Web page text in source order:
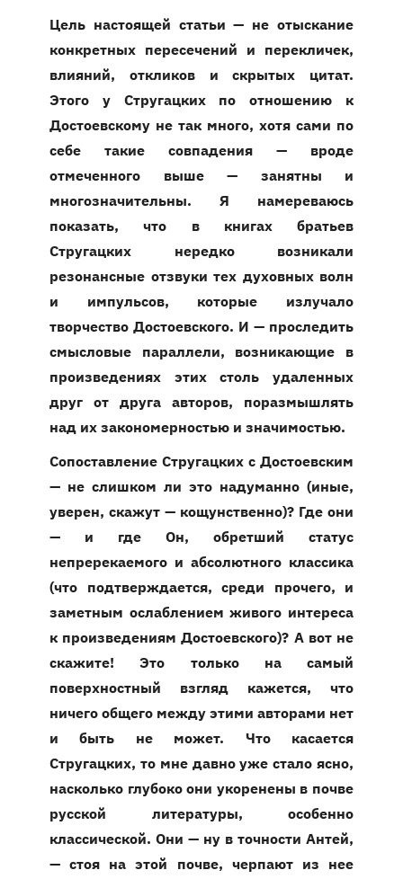
Цель настоящей статьи — не отыскание
конкретных пересечений и перекличек,
влияний, откликов и скрытых цитат.
Этого у Стругацких по отношению к
Достоевскому не так много, хотя сами по
себе такие совпадения — вроде
отмеченного выше — занятны и
многозначительны. Я намереваюсь
показать, что в книгах братьев
Стругацких нередко возникали
резонансные отзвуки тех духовных волн
и импульсов, которые излучало
творчество Достоевского. И — проследить
смысловые параллели, возникающие в
произведениях этих столь удаленных
друг от друга авторов, поразмышлять
над их закономерностью и значимостью.
Сопоставление Стругацких с Достоевским
— не слишком ли это надуманно (иные,
уверен, скажут — кощунственно)? Где они
— и где Он, обретший статус
непререкаемого и абсолютного классика
(что подтверждается, среди прочего, и
заметным ослаблением живого интереса
к произведениям Достоевского)? А вот не
скажите! Это только на самый
поверхностный взгляд кажется, что
ничего общего между этими авторами нет
и быть не может. Что касается
Стругацких, то мне давно уже стало ясно,
насколько глубоко они укоренены в почве
русской литературы, особенно
классической. Они — ну в точности Антей,
— стоя на этой почве, черпают из нее